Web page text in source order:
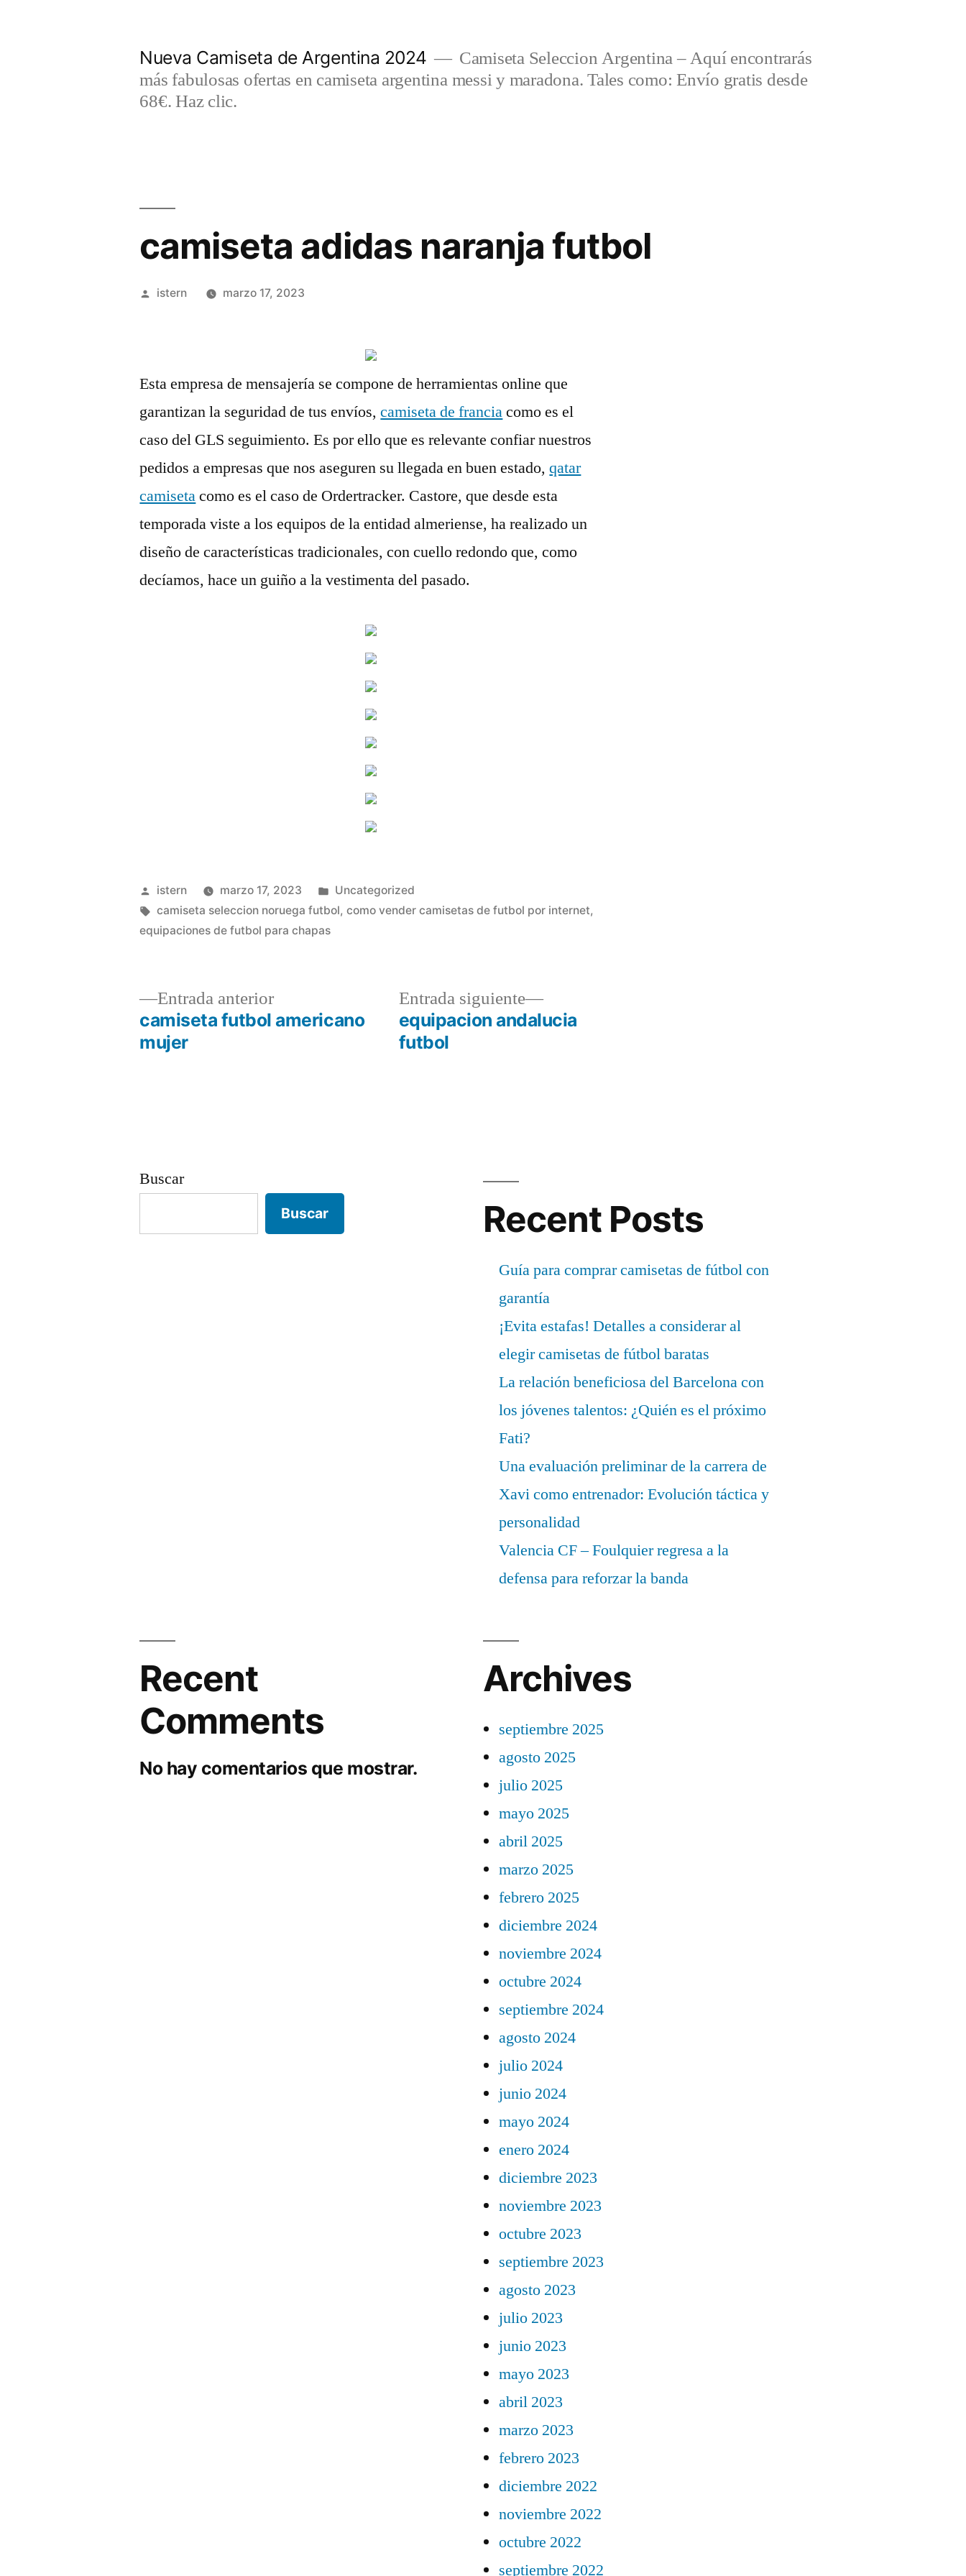
Nueva Camiseta de Argentina 2024
Camiseta Seleccion Argentina – Aquí encontrarás
más fabulosas ofertas en camiseta argentina messi y maradona. Tales como: Envío gratis desde
68€. Haz clic.
camiseta adidas naranja futbol
Publicado
istern marzo 17, 2023
Esta empresa de mensajería se compone de herramientas online que
garantizan la seguridad de tus envíos,camiseta de franciacomo es el
caso del GLS seguimiento. Es por ello que es relevante confiar nuestros
pedidos a empresas que nos aseguren su llegada en buen estado,qatar
camisetacomo es el caso de Ordertracker. Castore, que desde esta
temporada viste a los equipos de la entidad almeriense, ha realizado un
diseño de características tradicionales, con cuello redondo que, como
decíamos, hace un guiño a la vestimenta del pasado.
Publicado
por
istern marzo 17, 2023
Publicado
en
Uncategorized
Etiquetas:
camiseta seleccion noruega futbol,como vender camisetas de futbol por internet,
equipaciones de futbol para chapas
Navegación
Entrada anteriorEntrada
anterior:
camiseta futbol americano
mujer
Entrada siguiente
Entrada
siguiente:
equipacion andalucia
futbol
Buscar
Buscar Recent Posts
Guía para comprar camisetas de fútbol con
garantía
¡Evita estafas! Detalles a considerar al
elegir camisetas de fútbol baratas
La relación beneficiosa del Barcelona con
los jóvenes talentos: ¿Quién es el próximo
Fati?
Una evaluación preliminar de la carrera de
Xavi como entrenador: Evolución táctica y
personalidad
Valencia CF – Foulquier regresa a la
defensa para reforzar la banda
Recent
Comments
No hay comentarios que mostrar.
Archives
septiembre 2025
agosto 2025
julio 2025
mayo 2025
abril 2025
marzo 2025
febrero 2025
diciembre 2024
noviembre 2024
octubre 2024
septiembre 2024
agosto 2024
julio 2024
junio 2024
mayo 2024
enero 2024
diciembre 2023
noviembre 2023
octubre 2023
septiembre 2023
agosto 2023
julio 2023
junio 2023
mayo 2023
abril 2023
marzo 2023
febrero 2023
diciembre 2022
noviembre 2022
octubre 2022
septiembre 2022